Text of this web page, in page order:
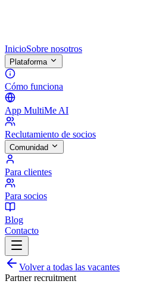
InicioSobre nosotros
Plataforma
Cómo funciona
App MultiMe AI
Reclutamiento de socios
Comunidad
Para clientes
Para socios
Blog
Contacto
Volver a todas las vacantes
Partner recruitment